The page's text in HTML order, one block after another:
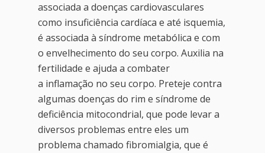
associada a doenças cardiovasculares
como insuficiência cardíaca e até isquemia,
é associada à síndrome metabólica e com
o envelhecimento do seu corpo. Auxilia na
fertilidade e ajuda a combater
a inflamação no seu corpo. Preteje contra
algumas doenças do rim e síndrome de
deficiência mitocondrial, que pode levar a
diversos problemas entre eles um
problema chamado fibromialgia, que é